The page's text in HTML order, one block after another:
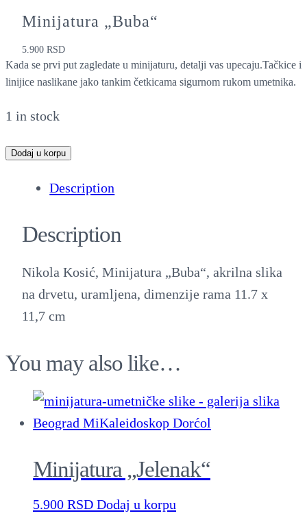
Minijatura „Buba“
5.900RSD
Kada se prvi put zagledate u minijaturu, detalji vas upecaju.Tačkice i
linijice naslikane jako tankim četkicama sigurnom rukom umetnika.
1 in stock
MDodaj u korpu
Description
Description
Nikola Kosić, Minijatura „Buba“, akrilna slika
na drvetu, uramljena, dimenzije rama 11.7 x
11,7 cm
You may also like…
Minijatura „Jelenak“
5.900 RSD Dodaj u korpu